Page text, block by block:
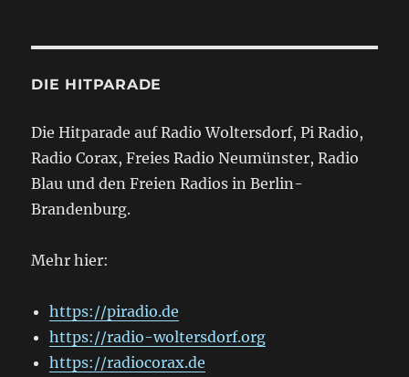
DIE HITPARADE
Die Hitparade auf Radio Woltersdorf, Pi Radio,
Radio Corax, Freies Radio Neumünster, Radio
Blau und den Freien Radios in Berlin-
Brandenburg.
Mehr hier:
https://piradio.de
https://radio-woltersdorf.org
https://radiocorax.de